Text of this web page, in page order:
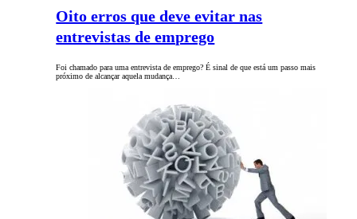
Oito erros que deve evitar nas
entrevistas de emprego
Foi chamado para uma entrevista de emprego? É sinal de que está um passo mais
próximo de alcançar aquela mudança…